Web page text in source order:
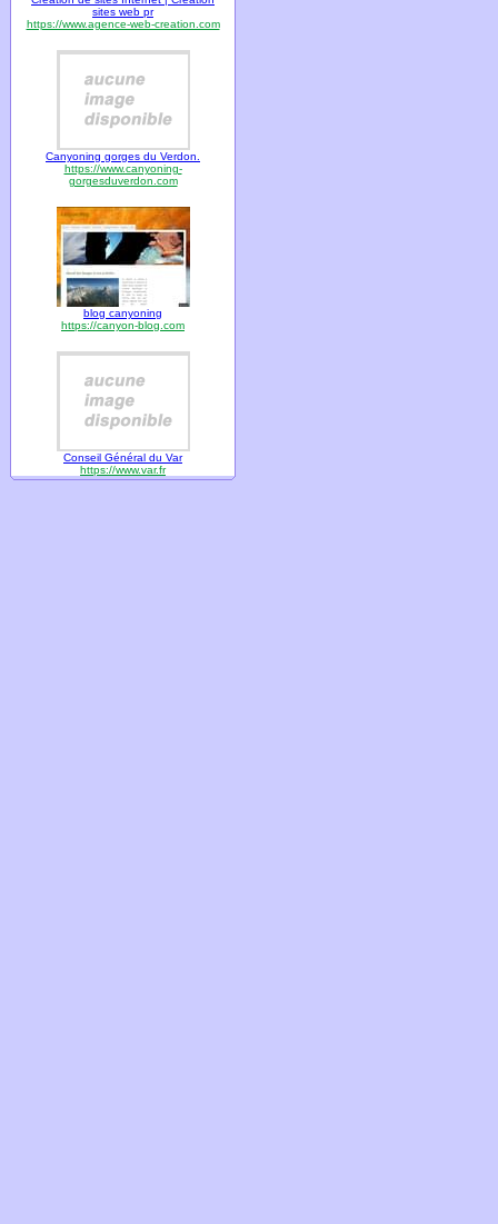
sites web pr
https://www.agence-web-creation.com
Canyoning gorges du Verdon.
https://www.canyoning-
gorgesduverdon.com
blog canyoning
https://canyon-blog.com
Conseil Général du Var
https://www.var.fr